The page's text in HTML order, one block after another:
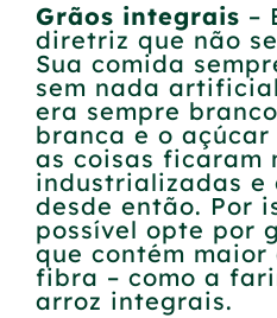
Grãos integrais –
diretriz que não
Sua comida
sem nada
era sempre
branca e o
as coisas ficaram
industrializadas e
desde então. Por
possível opte por
que contém
fibra – como a
arroz integrais.